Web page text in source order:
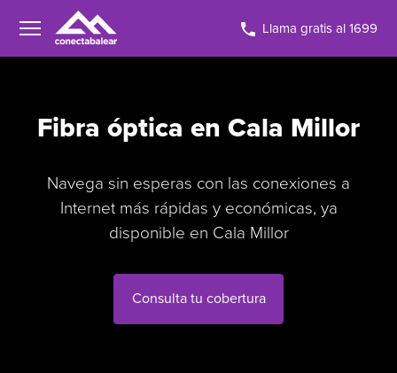
Llama gratis al 1699
Fibra óptica en Cala Millor
Navega sin esperas con las conexiones a
Internet más rápidas y económicas, ya
disponible en Cala Millor
Consulta tu cobertura